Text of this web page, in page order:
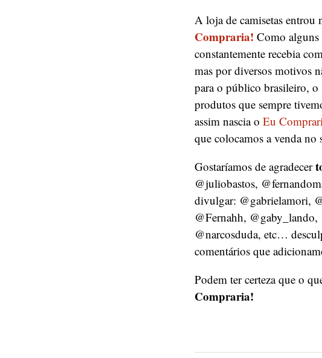
A loja de camisetas entrou
Compraria! Como alguns
constantemente recebia
mas por diversos motivos
para o público brasileiro, o
produtos que sempre
assim nascia o Eu
que colocamos a venda no
Gostaríamos de agradecer
@juliobastos,
divulgar: @gabrielamori,
@Fernahh,
@narcosduda, etc…
comentários que
Podem ter certeza que o
Compraria!